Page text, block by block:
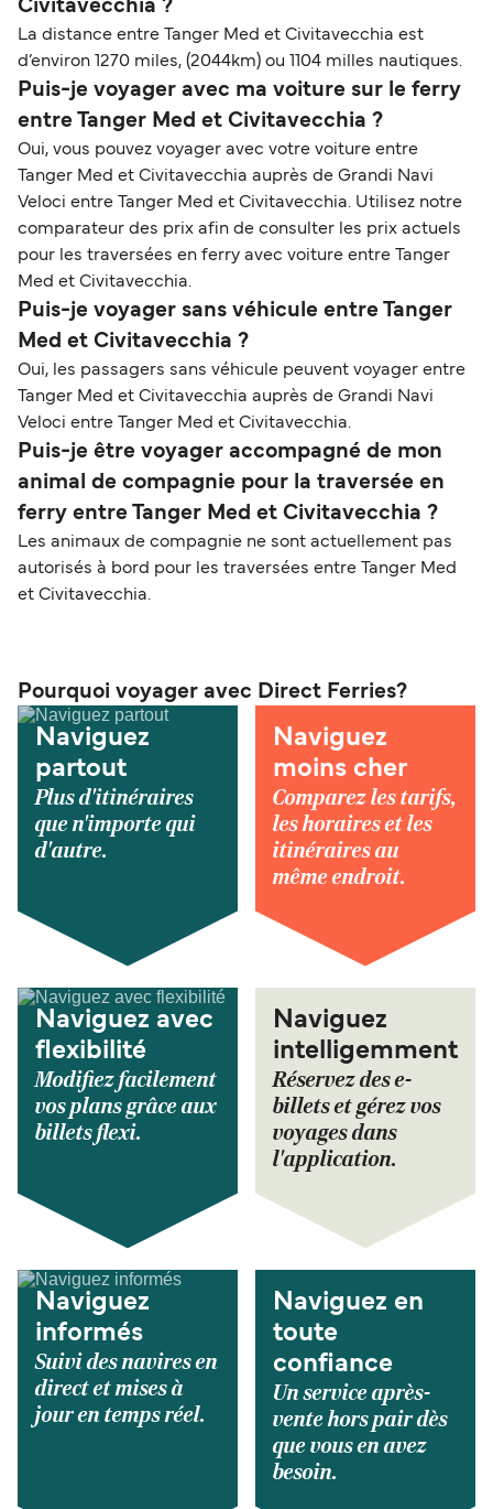
Civitavecchia ?
La distance entre Tanger Med et Civitavecchia est
d’environ 1270 miles, (2044km) ou 1104 milles nautiques.
Puis-je voyager avec ma voiture sur le ferry
entre Tanger Med et Civitavecchia ?
Oui, vous pouvez voyager avec votre voiture entre
Tanger Med et Civitavecchia auprès de Grandi Navi
Veloci entre Tanger Med et Civitavecchia. Utilisez notre
comparateur des prix afin de consulter les prix actuels
pour les traversées en ferry avec voiture entre Tanger
Med et Civitavecchia.
Puis-je voyager sans véhicule entre Tanger
Med et Civitavecchia ?
Oui, les passagers sans véhicule peuvent voyager entre
Tanger Med et Civitavecchia auprès de Grandi Navi
Veloci entre Tanger Med et Civitavecchia.
Puis-je être voyager accompagné de mon
animal de compagnie pour la traversée en
ferry entre Tanger Med et Civitavecchia ?
Les animaux de compagnie ne sont actuellement pas
autorisés à bord pour les traversées entre Tanger Med
et Civitavecchia.
Pourquoi voyager avec Direct Ferries?
Naviguez
partout
Plus d'itinéraires
que n'importe qui
d'autre.
Naviguez
moins cher
Comparez les tarifs,
les horaires et les
itinéraires au
même endroit.
Naviguez avec
flexibilité
Modifiez facilement
vos plans grâce aux
billets flexi.
Naviguez
intelligemment
Réservez des e-
billets et gérez vos
voyages dans
l'application.
Naviguez
informés
Suivi des navires en
direct et mises à
jour en temps réel.
Naviguez en
toute
confiance
Un service après-
vente hors pair dès
que vous en avez
besoin.